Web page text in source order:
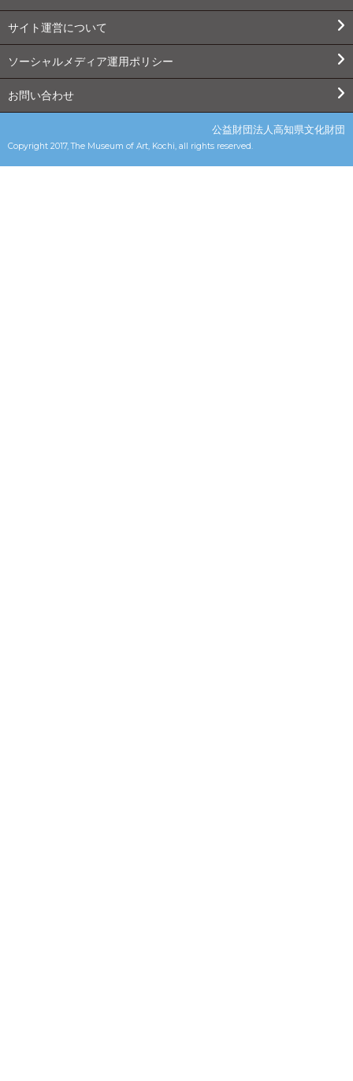
サイト運営について
ソーシャルメディア運用ポリシー
お問い合わせ
Copyright 2017, The Museum of Art, Kochi, all rights reserved.
公益財団法人高知県文化財団